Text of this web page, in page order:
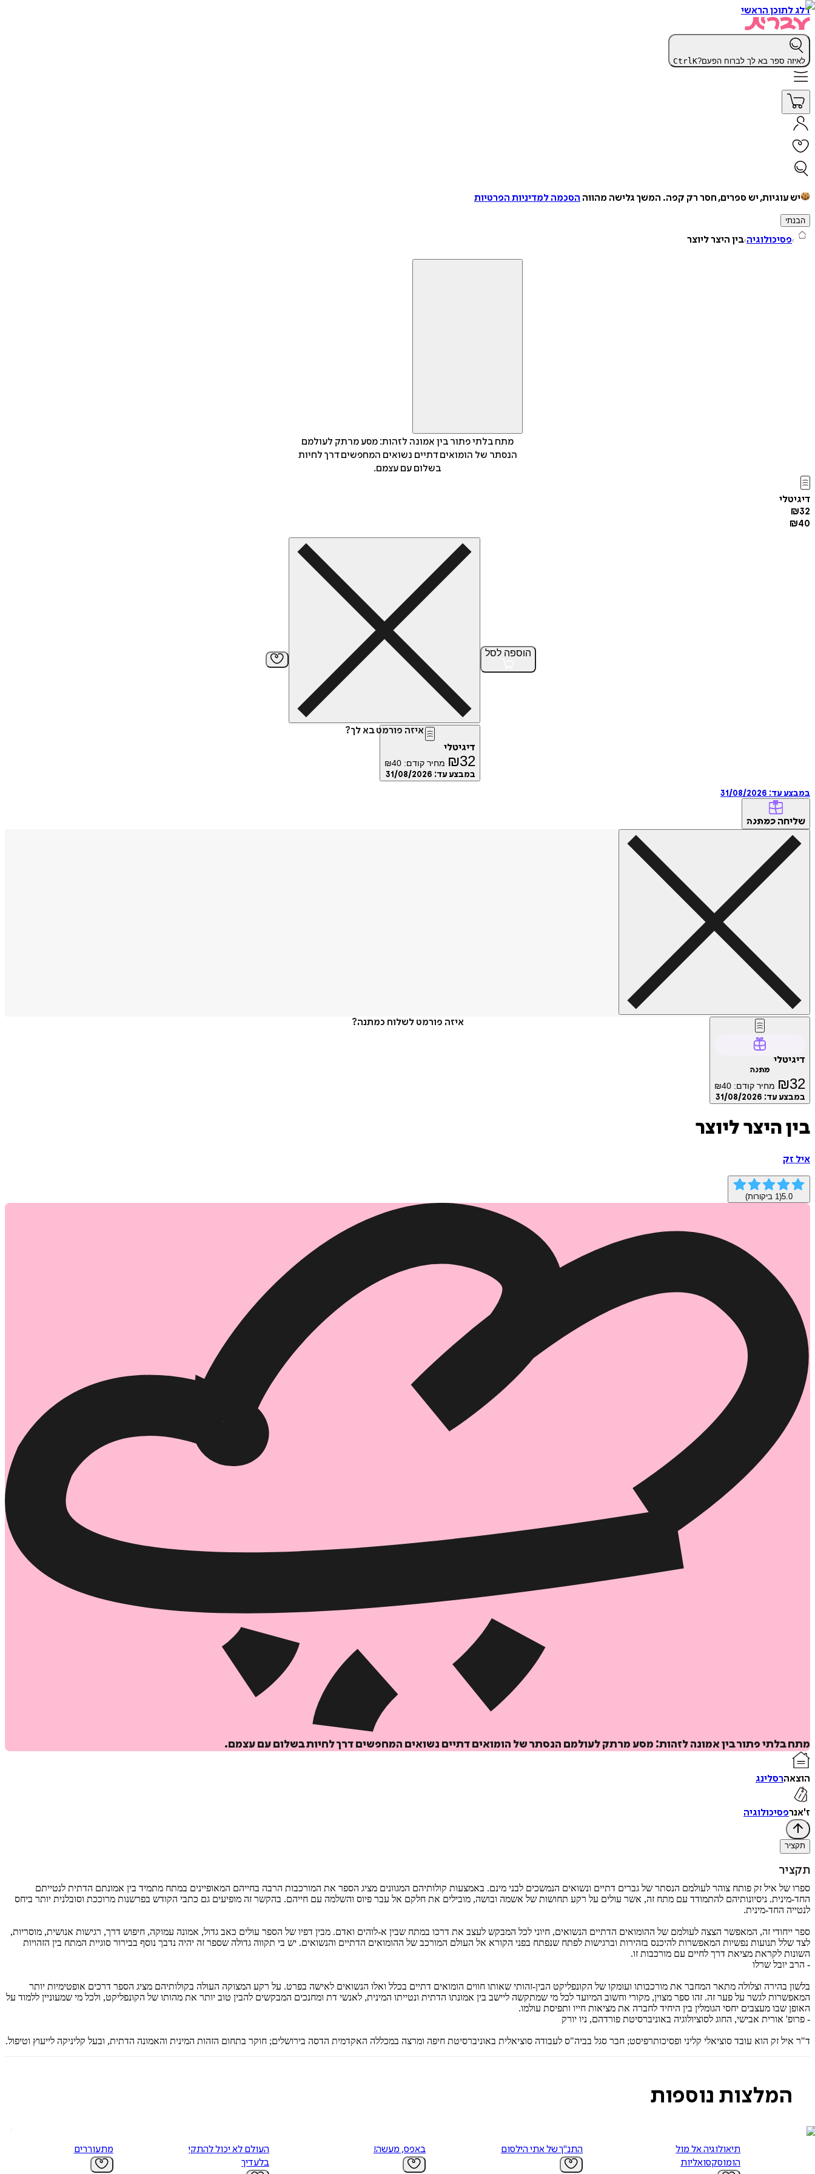
דלג לתוכן הראשי
לאיזה ספר בא לך לברוח הפעם? CtrlK
יש עוגיות, יש ספרים, חסר רק קפה. המשך גלישה מהווה הסכמה למדיניות הפרטיות
הבנתי
פסיכולוגיה בין היצר ליוצר
מתח בלתי פתור בין אמונה לזהות: מסע מרתק לעולמם
הנסתר של הומואים דתיים נשואים המחפשים דרך לחיות
בשלום עם עצמם.
דיגיטלי
₪32
₪40
הוספה לסל
איזה פורמט בא לך?
דיגיטלי
₪32 מחיר קודם: ₪40
במבצע עד: 31/08/2026
במבצע עד: 31/08/2026
שליחה כמתנה
איזה פורמט לשלוח כמתנה?
דיגיטלי
מתנה
₪32 מחיר קודם: ₪40
במבצע עד: 31/08/2026
31/08/2026
בין היצר ליוצר
איל זק
5.0
(
1 ביקורות)
מתח בלתי פתור בין אמונה לזהות: מסע מרתק לעולמם הנסתר של הומואים דתיים נשואים המחפשים דרך לחיות בשלום עם עצמם.
הוצאהרסלינג
ז'אנרפסיכולוגיה
תקציר
תקציר
ספרו של איל זק פותח צוהר לעולמם הנסתר של גברים דתיים ונשואים הנמשכים לבני מינם. באמצעות קולותיהם המגוונים מציג הספר את המורכבות הרבה בחייהם המאופיינים במתח מתמיד בין אמונתם הדתית לנטייתם
החד-מינית. ניסיונותיהם להתמודד עם מתח זה, אשר עולים על רקע תחושות של אשמה ובושה, מובילים את חלקם אל עבר פיוס והשלמה עם חייהם. בהקשר זה מופיעים גם כתבי הקודש בפרשנות מרוככת וסובלנית יותר ביחס
לנטייה החד-מינית.
ספר ייחודי זה, המאפשר הצצה לעולמם של ההומואים הדתיים הנשואים, חיוני לכל המבקש לעצב את דרכו במתח שבין א-לוהים ואדם. מבין דפיו של הספר עולים כאב גדול, אמונה עמוקה, חיפוש דרך, רגישות אנושית, מוסריות,
לצד שלל תנועות נפשיות המאפשרות להיכנס בזהירות וברגישות לפתח שנפתח בפני הקורא אל העולם המורכב של ההומואים הדתיים והנשואים. יש בי תקווה גדולה שספר זה יהיה נדבך נוסף בבירור סוגיית המתח בין הזהויות
השונות לקראת מציאת דרך לחיים עם מורכבות זו.
- הרב יובל שרלו
בלשון בהירה וצלולה מתאר המחבר את מורכבותו ועומקו של הקונפליקט הבין-זהותי שאותו חווים הומואים דתיים בכלל ואלו הנשואים לאישה בפרט. על רקע המצוקה העולה בקולותיהם מציג הספר דרכים אופטימיות יותר
המאפשרות לגשר על פער זה. זהו ספר מצוין, מקורי וחשוב המיועד לכל מי שמתקשה ליישב בין אמונתו הדתית ונטייתו המינית, לאנשי דת ומחנכים המבקשים להבין טוב יותר את מהותו של הקונפליקט, ולכל מי שמעוניין ללמוד על
האופן שבו מעצבים יחסי הגומלין בין היחיד לחברה את מציאות חייו ותפיסת עולמו.
- פרופ' אורית אבישי, החוג לסוציולוגיה באוניברסיטת פורדהם, ניו יורק
ד"ר איל זק הוא עובד סוציאלי קליני ופסיכותרפיסט; חבר סגל בביה"ס לעבודה סוציאלית באוניברסיטת חיפה ומרצה במכללה האקדמית הדסה בירושלים; חוקר בתחום הזהות המינית והאמונה הדתית, ובעל קליניקה לייעוץ וטיפול.
המלצות נוספות
תיאולוגיה אל מול
הומוסקסואליות
התנ"ך של אתי הילסום באפס, מעשה!
העולם לא יכול להתקיים
בלעדיך
מתעוררים